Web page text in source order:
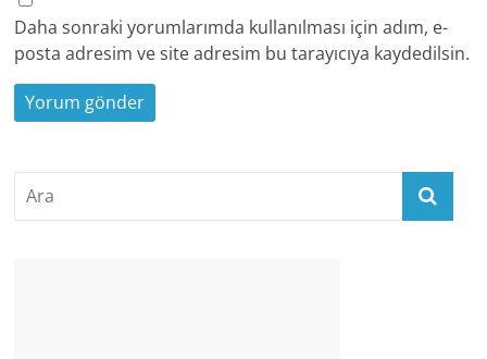
Daha sonraki yorumlarımda kullanılması için adım, e-
posta adresim ve site adresim bu tarayıcıya kaydedilsin.